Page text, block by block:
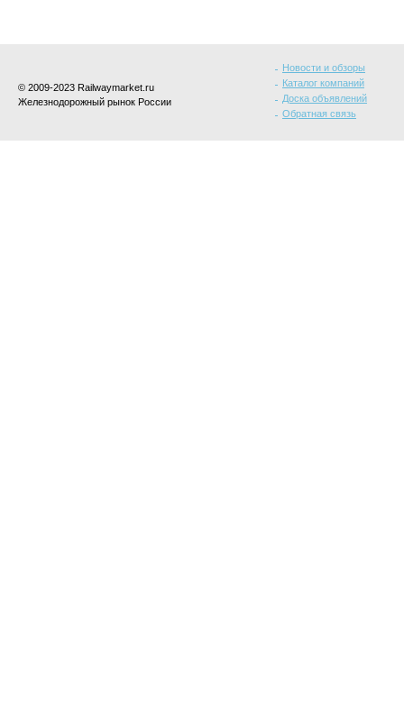
© 2009-2023 Railwaymarket.ru
Железнодорожный рынок России
Новости и обзоры
Каталог компаний
Доска объявлений
Обратная связь